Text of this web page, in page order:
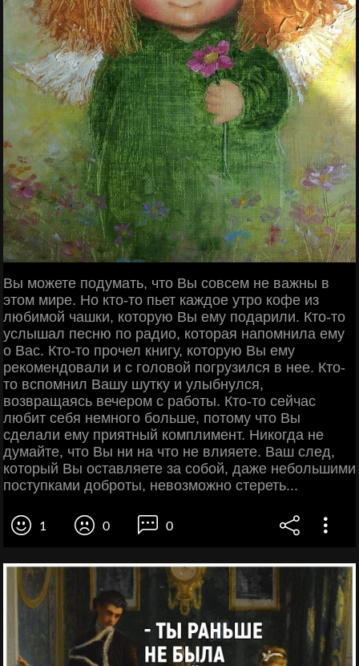
Вы можете подумать, что Вы совсем не важны в
этом мире. Но кто-то пьет каждое утро кофе из
любимой чашки, которую Вы ему подарили. Кто-то
услышал песню по радио, которая напомнила ему
о Вас. Кто-то прочел книгу, которую Вы ему
рекомендовали и с головой погрузился в нее. Кто-
то вспомнил Вашу шутку и улыбнулся,
возвращаясь вечером с работы. Кто-то сейчас
любит себя немного больше, потому что Вы
сделали ему приятный комплимент. Никогда не
думайте, что Вы ни на что не влияете. Ваш след,
который Вы оставляете за собой, даже небольшими
поступками доброты, невозможно стереть...
1 0 0